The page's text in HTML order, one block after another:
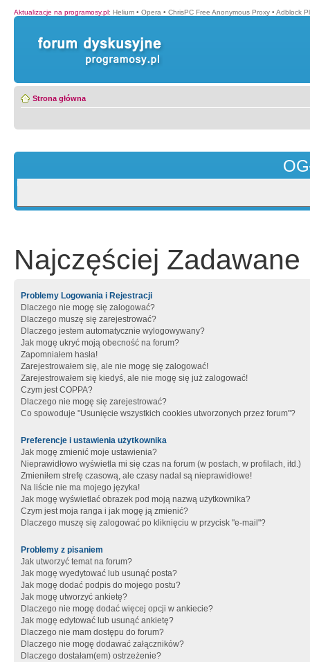
Aktualizacje na programosy.pl: Helium • Opera • ChrisPC Free Anonymous Proxy • Adblock
Strona główna
Najczęściej Zadawane
Problemy Logowania i Rejestracji
Dlaczego nie mogę się zalogować?
Dlaczego muszę się zarejestrować?
Dlaczego jestem automatycznie wylogowywany?
Jak mogę ukryć moją obecność na forum?
Zapomniałem hasła!
Zarejestrowałem się, ale nie mogę się zalogować!
Zarejestrowałem się kiedyś, ale nie mogę się już zalogować!
Czym jest COPPA?
Dlaczego nie mogę się zarejestrować?
Co spowoduje "Usunięcie wszystkich cookies utworzonych przez forum"?
Preferencje i ustawienia użytkownika
Jak mogę zmienić moje ustawienia?
Nieprawidłowo wyświetla mi się czas na forum (w postach, w profilach, itd.)
Zmieniłem strefę czasową, ale czasy nadal są nieprawidłowe!
Na liście nie ma mojego języka!
Jak mogę wyświetlać obrazek pod moją nazwą użytkownika?
Czym jest moja ranga i jak mogę ją zmienić?
Dlaczego muszę się zalogować po kliknięciu w przycisk "e-mail"?
Problemy z pisaniem
Jak utworzyć temat na forum?
Jak mogę wyedytować lub usunąć posta?
Jak mogę dodać podpis do mojego postu?
Jak mogę utworzyć ankietę?
Dlaczego nie mogę dodać więcej opcji w ankiecie?
Jak mogę edytować lub usunąć ankietę?
Dlaczego nie mam dostępu do forum?
Dlaczego nie mogę dodawać załączników?
Dlaczego dostałam(em) ostrzeżenie?